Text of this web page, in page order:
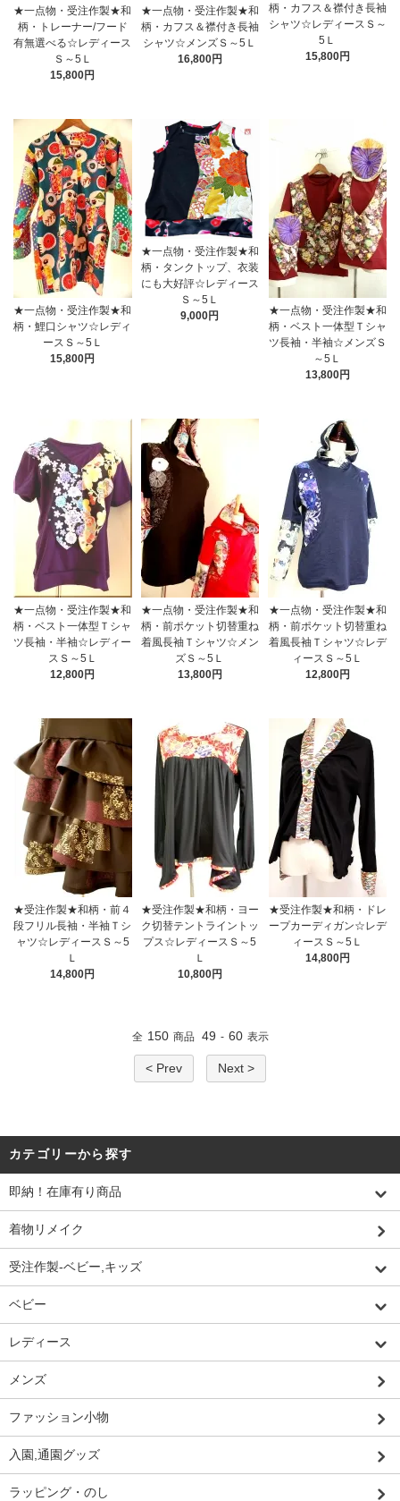
★一点物・受注作製★和
柄・トレーナー/フード
有無選べる☆レディース
Ｓ～5Ｌ
15,800円
★一点物・受注作製★和
柄・カフス＆襟付き長袖
シャツ☆メンズＳ～5Ｌ
16,800円
柄・カフス＆襟付き長袖
シャツ☆レディースＳ～
5Ｌ
15,800円
★一点物・受注作製★和
柄・鯉口シャツ☆レディ
ースＳ～5Ｌ
15,800円
★一点物・受注作製★和
柄・タンクトップ、衣装
にも大好評☆レディース
Ｓ～5Ｌ
9,000円
★一点物・受注作製★和
柄・ベスト一体型Ｔシャ
ツ長袖・半袖☆メンズＳ
～5Ｌ
13,800円
★一点物・受注作製★和
柄・ベスト一体型Ｔシャ
ツ長袖・半袖☆レディー
スＳ～5Ｌ
12,800円
★一点物・受注作製★和
柄・前ポケット切替重ね
着風長袖Ｔシャツ☆メン
ズＳ～5Ｌ
13,800円
★一点物・受注作製★和
柄・前ポケット切替重ね
着風長袖Ｔシャツ☆レデ
ィースＳ～5Ｌ
12,800円
★受注作製★和柄・前４
段フリル長袖・半袖Ｔシ
ャツ☆レディースＳ～5
Ｌ
14,800円
★受注作製★和柄・ヨー
ク切替テントライントッ
プス☆レディースＳ～5
Ｌ
10,800円
★受注作製★和柄・ドレ
ープカーディガン☆レデ
ィースＳ～5Ｌ
14,800円
全 150 商品 49 - 60 表示
< Prev Next >
カテゴリーから探す
即納！在庫有り商品
着物リメイク
受注作製-ベビー,キッズ
ベビー
レディース
メンズ
ファッション小物
入園,通園グッズ
ラッピング・のし